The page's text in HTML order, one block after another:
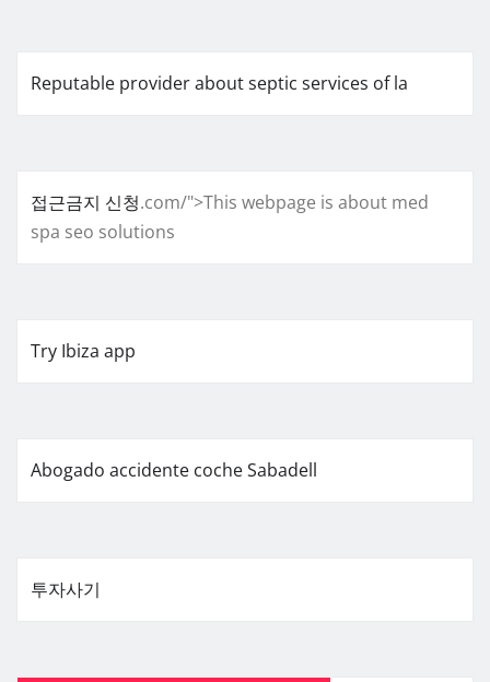
Reputable provider about septic services of la
접근금지 신청.com/">This webpage is about med
spa seo solutions
Try Ibiza app
Abogado accidente coche Sabadell
투자사기